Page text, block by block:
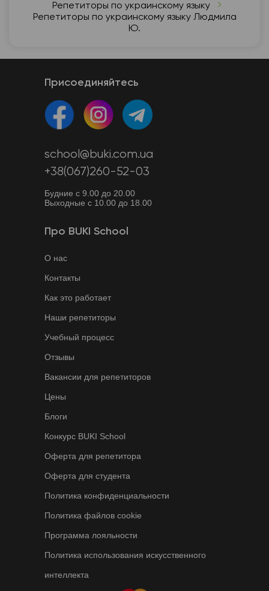
Репетиторы по украинскому языку
Репетиторы по украинскому языку Людмила
Ю.
Присоединяйтесь
school@buki.com.ua
+38(067)260-52-03
Будние с 9.00 до 20.00
Выходные с 10.00 до 18.00
Про BUKI School
О нас
Контакты
Как это работает
Наши репетиторы
Учебный процесс
Отзывы
Вакансии для репетиторов
Цены
Блоги
Конкурс BUKI School
Оферта для репетитора
Оферта для студента
Политика конфиденциальности
Политика файлов cookie
Программа лояльности
Политика использования искусственного
интеллекта